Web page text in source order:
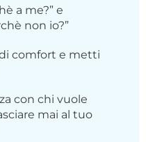
a me?” e
non io?”
di comfort e metti
con chi vuole
mai al tuo